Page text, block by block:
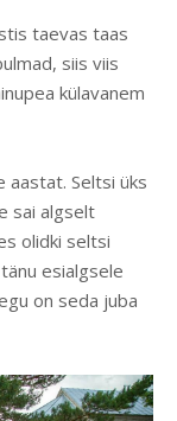
taevas taas
siis viis
külavanem
aastat. Seltsi üks
sai algselt
olidki seltsi
esialgsele
on seda juba